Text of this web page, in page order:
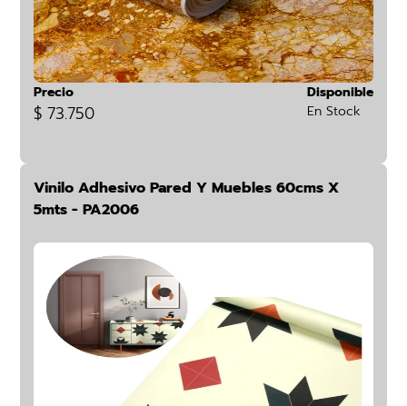
Precio
$ 73.750
Disponible
En Stock
Vinilo Adhesivo Pared Y Muebles 60cms X
5mts - PA2006